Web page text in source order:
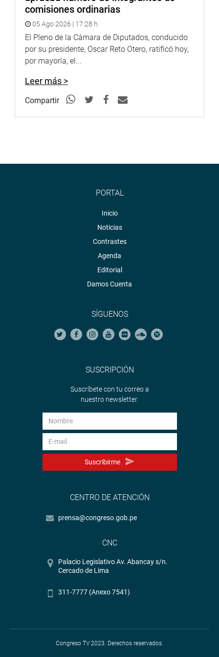
sesiones se realizarán los miércoles en el horario de 2:00
p.m. a 4:00 p.m.
OFICINA DE COMUNICACIONES E IMAGEN
INSTITUCIONAL
comisiones ordinarias
05 Ago 2026 | 17:28 h
El Pleno de la Cámara de Diputados, conducido
por su presidente, Oscar Reto Otero, ratificó hoy,
por mayoría, el...
Leer más >
Compartir
PORTAL
Inicio
Noticias
Contrastes
Agenda
Editorial
Damos Cuenta
SÍGUENOS
SUSCRIPCIÓN
Suscríbete con tu correo a
nuestro newsletter.
Suscribirme
CENTRO DE ATENCIÓN
prensa@congreso.gob.pe
CNC
Palacio Legislativo Av. Abancay s/n.
Cercado de Lima
311-7777 (Anexo 7541)
Congreso TV 2023. Derechos reservados.